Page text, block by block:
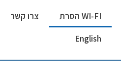
WI-FI הסרת צרו קשר
English